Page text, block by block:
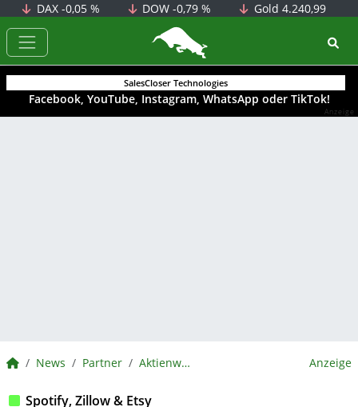
DAX -0,05 % DOW-0,79 % Gold 4.240,99
BörsenNEWS.de
SalesCloser Technologies
Facebook, YouTube, Instagram, WhatsApp oder TikTok!
Anzeige
BörsenNEWS.de
News Partner Aktienwelt360 Anzeige
Spotify, Zillow & Etsy